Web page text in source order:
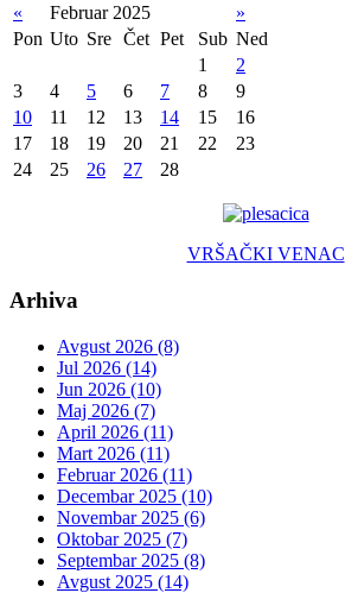
« Februar 2025
»
Pon Uto Sre Čet Pet Sub Ned
1
2
3
4 5 6 7 8
9
10
11 12 13 14 15
16
17
18 19 20 21 22
23
24
25 26 27 28
VRŠAČKI VENAC
Arhiva
Avgust 2026 (8)
Jul 2026 (14)
Jun 2026 (10)
Maj 2026 (7)
April 2026 (11)
Mart 2026 (11)
Februar 2026 (11)
Decembar 2025 (10)
Novembar 2025 (6)
Oktobar 2025 (7)
Septembar 2025 (8)
Avgust 2025 (14)